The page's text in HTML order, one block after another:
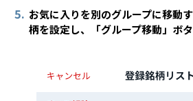
5. お気に入りを別のグループに移動
柄を設定し、「グループ移動」ボ